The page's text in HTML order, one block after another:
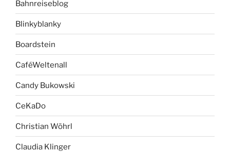
Bahnreiseblog
Blinkyblanky
Boardstein
CaféWeltenall
Candy Bukowski
CeKaDo
Christian Wöhrl
Claudia Klinger